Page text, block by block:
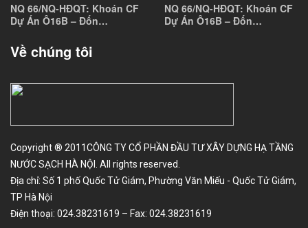
NQ 66/NQ-HĐQT: Khoán CF
Dự Án Ô16B – Đốn…
NQ 66/NQ-HĐQT: Khoán CF
Dự Án Ô16B – Đốn…
Về chúng tôi
Copyright ® 2011CÔNG TY CỔ PHẦN ĐẦU TƯ XÂY DỰNG HẠ TẦNG
NƯỚC SẠCH HÀ NỘI. All rights reserved.
Địa chỉ: Số 1 phố Quốc Tử Giám, Phường Văn Miếu - Quốc Tử Giám,
TP Hà Nội
Điện thoại: 024.38231619 – Fax: 024.38231619